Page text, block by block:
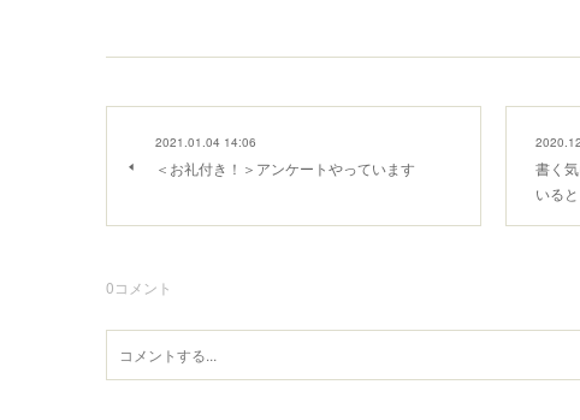
2021.01.04 14:06
＜お礼付き！＞アンケートやっています
書く
いる
0コメント